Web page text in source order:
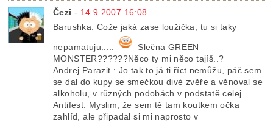
Čezi - 14.9.2007 16:08
Barushka: Cože jaká zase loužička, tu si taky
nepamatuju.....
Slečna GREEN
MONSTER??????Něco ty mi něco tajíš..?
Andrej Parazit : Jo tak to já ti říct nemůžu, páč sem
se dal do kupy se smečkou divé zvěře a věnoval se
alkoholu, v různých podobách v podstatě celej
Antifest. Myslim, že sem tě tam koutkem očka
zahlíd, ale připadal si mi naprosto v